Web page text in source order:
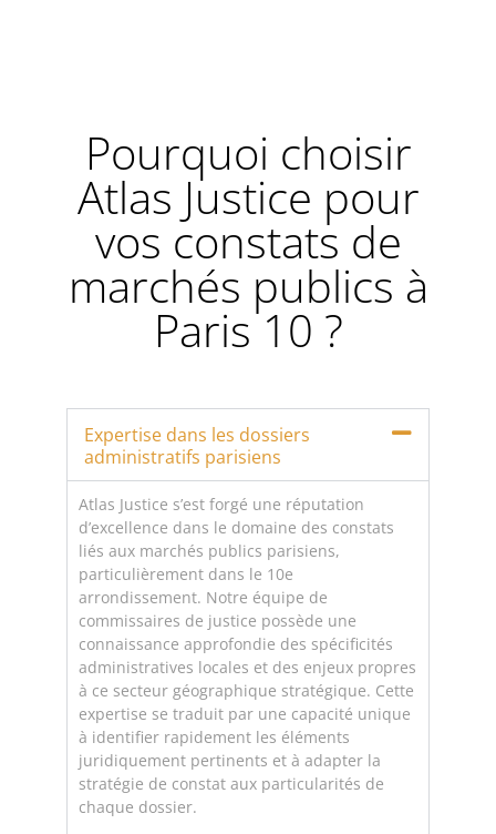
Pourquoi choisir
Atlas Justice pour
vos constats de
marchés publics à
Paris 10 ?
Expertise dans les dossiers
administratifs parisiens
Atlas Justice s’est forgé une réputation
d’excellence dans le domaine des constats
liés aux marchés publics parisiens,
particulièrement dans le 10e
arrondissement. Notre équipe de
commissaires de justice possède une
connaissance approfondie des spécificités
administratives locales et des enjeux propres
à ce secteur géographique stratégique. Cette
expertise se traduit par une capacité unique
à identifier rapidement les éléments
juridiquement pertinents et à adapter la
stratégie de constat aux particularités de
chaque dossier.